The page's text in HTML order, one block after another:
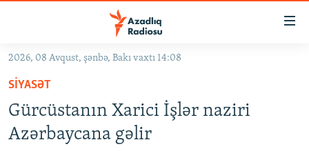
Əsas
qayıt
Əsas
naviqasiyaya
qayıt
GÜNDƏM
KORRUPSIOMETR
2026, 08 Avqust, şənbə, Bakı vaxtı 14:08
SIYASƏT
Gürcüstanın Xarici İşlər naziri
Azərbaycana gəlir